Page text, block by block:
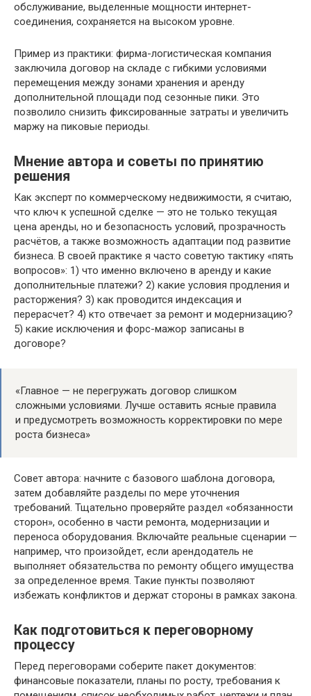
обслуживание, выделенные мощности интернет-
соединения, сохраняется на высоком уровне.
Пример из практики: фирма-логистическая компания
заключила договор на складе с гибкими условиями
перемещения между зонами хранения и аренду
дополнительной площади под сезонные пики. Это
позволило снизить фиксированные затраты и увеличить
маржу на пиковые периоды.
Мнение автора и советы по принятию
решения
Как эксперт по коммерческому недвижимости, я считаю,
что ключ к успешной сделке — это не только текущая
цена аренды, но и безопасность условий, прозрачность
расчётов, а также возможность адаптации под развитие
бизнеса. В своей практике я часто советую тактику «пять
вопросов»: 1) что именно включено в аренду и какие
дополнительные платежи? 2) какие условия продления и
расторжения? 3) как проводится индексация и
перерасчет? 4) кто отвечает за ремонт и модернизацию?
5) какие исключения и форс-мажор записаны в
договоре?
«Главное — не перегружать договор слишком
сложными условиями. Лучше оставить ясные правила
и предусмотреть возможность корректировки по мере
роста бизнеса»
Совет автора: начните с базового шаблона договора,
затем добавляйте разделы по мере уточнения
требований. Тщательно проверяйте раздел «обязанности
сторон», особенно в части ремонта, модернизации и
переноса оборудования. Включайте реальные сценарии —
например, что произойдет, если арендодатель не
выполняет обязательства по ремонту общего имущества
за определенное время. Такие пункты позволяют
избежать конфликтов и держат стороны в рамках закона.
Как подготовиться к переговорному
процессу
Перед переговорами соберите пакет документов:
финансовые показатели, планы по росту, требования к